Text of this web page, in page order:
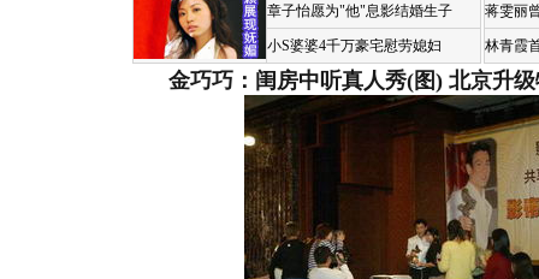
章子怡愿为"他"息影结婚生子
小S婆婆4千万豪宅慰劳媳妇
蒋雯丽
林青霞
金巧巧：闺房中听真人秀(图) 北京升